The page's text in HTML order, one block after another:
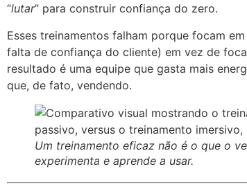
“lutar” para construir confiança do zero.
Esses treinamentos falham porque focam
falta de confiança do cliente) em vez de
resultado é uma equipe que gasta mais
que, de fato, vendendo.
Um treinamento eficaz não é o que o
experimenta e aprende a usar.